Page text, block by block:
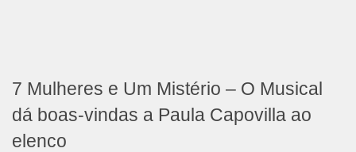
7 Mulheres e Um Mistério – O Musical
dá boas-vindas a Paula Capovilla ao
elenco